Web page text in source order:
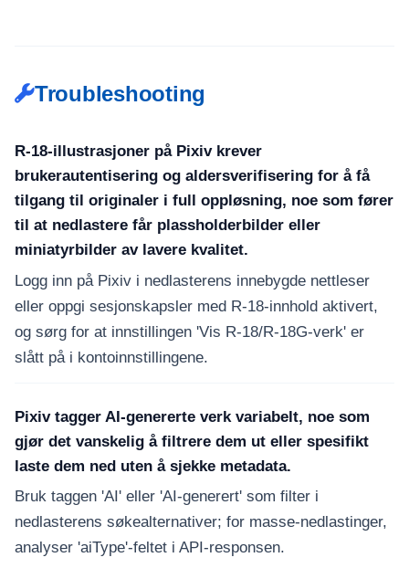
Troubleshooting
R-18-illustrasjoner på Pixiv krever
brukerautentisering og aldersverifisering for å få
tilgang til originaler i full oppløsning, noe som fører
til at nedlastere får plassholderbilder eller
miniatyrbilder av lavere kvalitet.
Logg inn på Pixiv i nedlasterens innebygde nettleser
eller oppgi sesjonskapsler med R-18-innhold aktivert,
og sørg for at innstillingen 'Vis R-18/R-18G-verk' er
slått på i kontoinnstillingene.
Pixiv tagger AI-genererte verk variabelt, noe som
gjør det vanskelig å filtrere dem ut eller spesifikt
laste dem ned uten å sjekke metadata.
Bruk taggen 'AI' eller 'AI-generert' som filter i
nedlasterens søkealternativer; for masse-nedlastinger,
analyser 'aiType'-feltet i API-responsen.